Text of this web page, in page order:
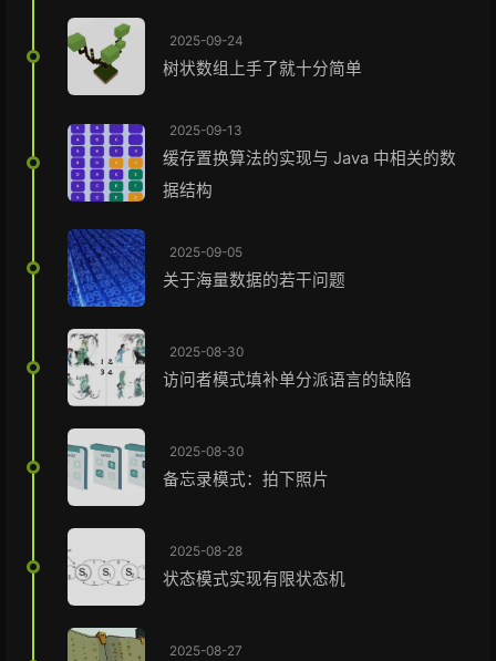
2025-09-24
树状数组上手了就十分简单
2025-09-13
缓存置换算法的实现与 Java 中相关的数
据结构
2025-09-05
关于海量数据的若干问题
2025-08-30
访问者模式填补单分派语言的缺陷
2025-08-30
备忘录模式：拍下照片
2025-08-28
状态模式实现有限状态机
2025-08-27